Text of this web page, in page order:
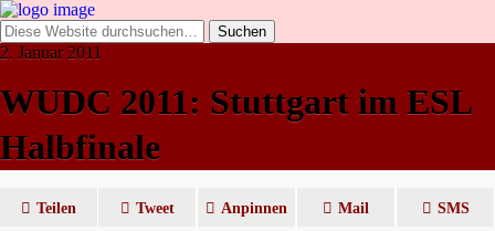
2. Januar 2011
WUDC 2011: Stuttgart im ESL
Halbfinale
Teilen Tweet Anpinnen Mail SMS